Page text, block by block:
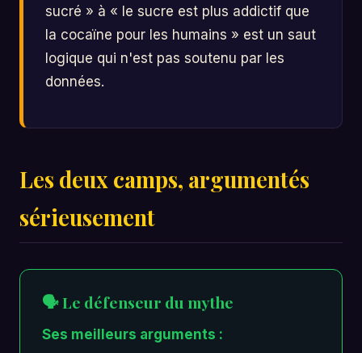
sucré » à « le sucre est plus addictif que
la cocaïne pour les humains » est un saut
logique qui n'est pas soutenu par les
données.
Les deux camps, argumentés
sérieusement
🗣️ Le défenseur du mythe
Ses meilleurs arguments :